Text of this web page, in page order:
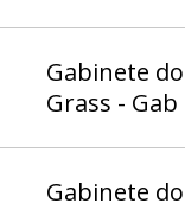
Gabinete
Grass - Gab
Gabinete